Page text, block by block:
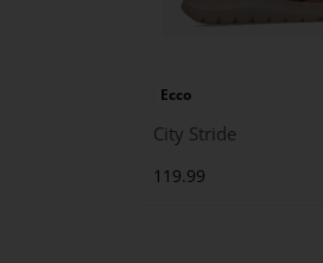
Ecco
City Stride
119.99